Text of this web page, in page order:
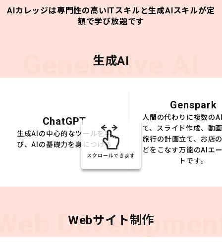
AIカレッジは専門性の高いITスキルと生成AIスキルが定
額で学び放題です
Generative AI
生成AI
ChatGPT
生成AIの中心的なツールを学
び、AIの基礎力を身につける
Genspark
人間の代わりに複数の
て、スライド作成、動
旅行の計画立て、お店
どをこなす万能のAIエ
トです。
スクロールできます
Webサイト制作